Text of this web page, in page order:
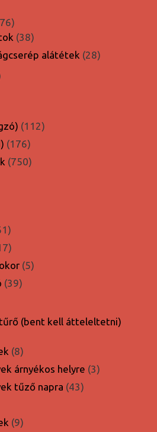
7676
termék
3838
termék
alátétek 2828
112112
176176
termék
750750
161
termék
117
termék
55
3939
(bent kell átteleltetni)
88
termék
árnyékos helyre 33
tűző napra 4343
99